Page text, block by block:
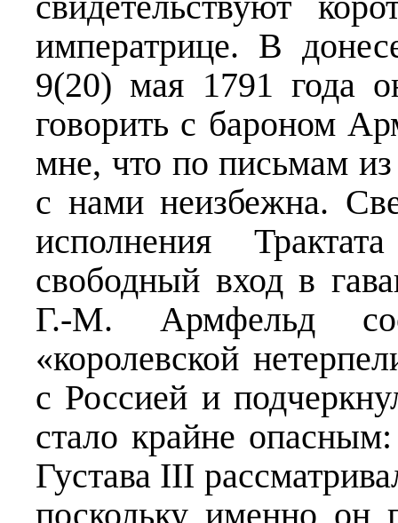
императрице. В
9(20) мая 1791 года
говорить с бароном
мне, что по письмам
с нами неизбежна.
исполнения
свободный вход в
Г.-М. Армфельд
«королевской
с Россией и
стало крайне
Густава III
поскольку именно